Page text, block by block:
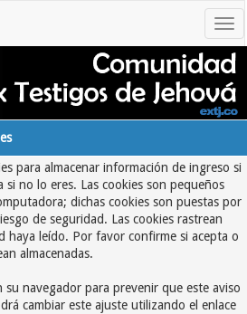
para almacenar información de ingreso si
no lo eres. Las cookies son pequeños
dichas cookies son puestas por
de seguridad. Las cookies rastrean
haya leído. Por favor confirme si acepta o
almacenadas.
su navegador para prevenir que este aviso
cambiar este ajuste utilizando el enlace